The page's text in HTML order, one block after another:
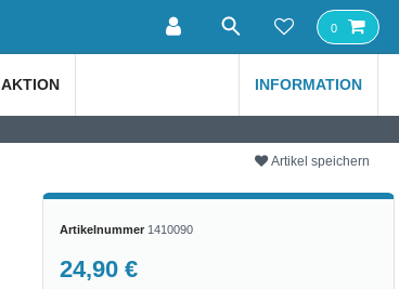
0
AKTION INFORMATION
Artikel speichern
Artikelnummer 1410090
24,90 €